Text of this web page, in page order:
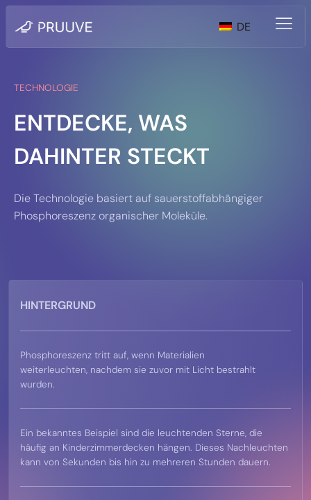
DE
TECHNOLOGIE
ENTDECKE, WAS
DAHINTER STECKT
Die Technologie basiert auf sauerstoffabhängiger
Phosphoreszenz organischer Moleküle.
HINTERGRUND
Phosphoreszenz tritt auf, wenn Materialien
weiterleuchten, nachdem sie zuvor mit Licht bestrahlt
wurden.
Ein bekanntes Beispiel sind die leuchtenden Sterne, die
häufig an Kinderzimmerdecken hängen. Dieses Nachleuchten
kann von Sekunden bis hin zu mehreren Stunden dauern.